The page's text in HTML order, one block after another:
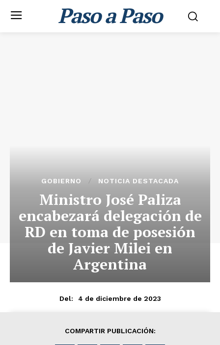
Paso a Paso
GOBIERNO NOTICIA DESTACADA
Ministro José Paliza
encabezará delegación de
RD en toma de posesión
de Javier Milei en
Argentina
Del: 4 de diciembre de 2023
COMPARTIR PUBLICACIÓN: